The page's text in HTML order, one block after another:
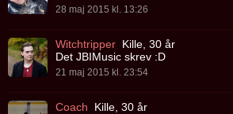
28 maj 2015 kl. 13:26
Witchtripper Kille, 30 år
Det JBIMusic skrev :D
21 maj 2015 kl. 23:54
Coach
Kille, 30 år